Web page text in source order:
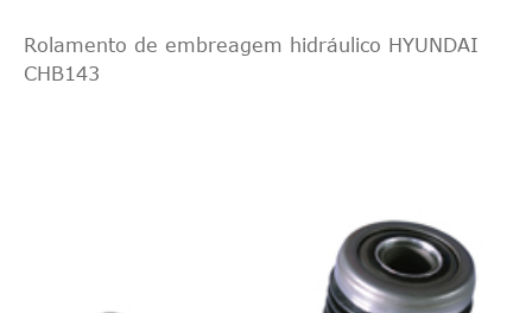
Rolamento de embreagem hidráulico HYUNDAI
CHB143